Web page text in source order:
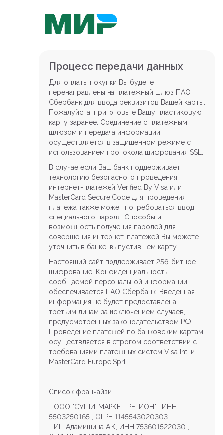
Процесс передачи данных
Для оплаты покупки Вы будете
перенаправлены на платежный шлюз ПАО
Сбербанк для ввода реквизитов Вашей карты.
Пожалуйста, приготовьте Вашу пластиковую
карту заранее. Соединение с платежным
шлюзом и передача информации
осуществляется в защищенном режиме с
использованием протокола шифрования SSL.
В случае если Ваш банк поддерживает
технологию безопасного проведения
интернет-платежей Verified By Visa или
MasterCard Secure Code для проведения
платежа также может потребоваться ввод
специального пароля. Способы и
возможность получения паролей для
совершения интернет-платежей Вы можете
уточнить в банке, выпустившем карту.
Настоящий сайт поддерживает 256-битное
шифрование. Конфиденциальность
сообщаемой персональной информации
обеспечивается ПАО Сбербанк. Введенная
информация не будет предоставлена
третьим лицам за исключением случаев,
предусмотренных законодательством РФ.
Проведение платежей по банковским картам
осуществляется в строгом соответствии с
требованиями платежных систем Visa Int. и
MasterCard Europe Sprl.
Список франчайзи:
- ООО "СУШИ-МАРКЕТ РЕГИОН" , ИНН
5503250165 , ОГРН 1145543020303
- ИП Адамишина А.К, ИНН 753601522030 ,